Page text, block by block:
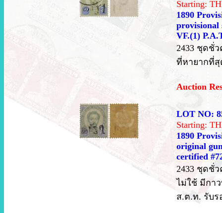
Starting:
1890
provisional
VF.(1)
2433 ชุดชั่
ที่หายากที่สุ
Auction
LOT NO:
Starting:
1890
original
certified
2433 ชุดชั่ว
ไม่ใช้ มีกา
ส.ต.ท. รับร